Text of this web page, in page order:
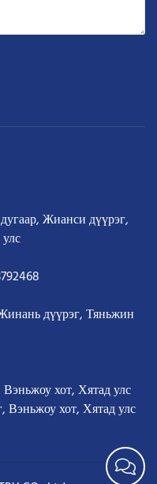
Жианси дүүрэг,
дүүрэг, Тяньжин
хот, Хятад улс
хот, Хятад улс